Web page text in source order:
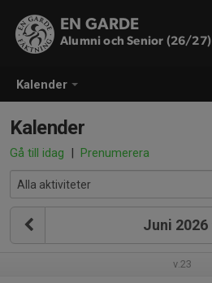
Kalender
EN GARDE
Alumni och Senior (26/27)
Kalender
Gå till idag | Prenumerera
Juni 2026
v.23